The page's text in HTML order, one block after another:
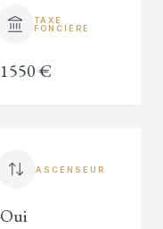
TAXE
FONCIÈRE
1550 €
ASCENSEUR
Oui